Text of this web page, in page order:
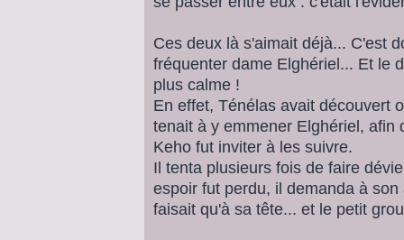
Ces deux là s'aimait déjà... C'est
fréquenter dame Elghériel... Et le
plus calme !
En effet, Ténélas avait découvert
tenait à y emmener Elghériel, afin
Keho fut inviter à les suivre.
Il tenta plusieurs fois de faire
espoir fut perdu, il demanda à
faisait qu'à sa tête... et le petit